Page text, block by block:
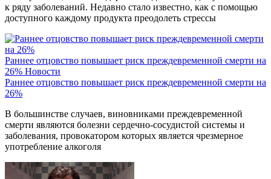
к ряду заболеваний. Недавно стало известно, как с помощью
доступного каждому продукта преодолеть стрессы
Раннее отцовство повышает риск преждевременной смерти на
26% Новости
Раннее отцовство повышает риск преждевременной смерти на
26%
В большинстве случаев, виновниками преждевременной
смерти являются болезни сердечно-сосудистой системы и
заболевания, провокатором которых является чрезмерное
употребление алкоголя